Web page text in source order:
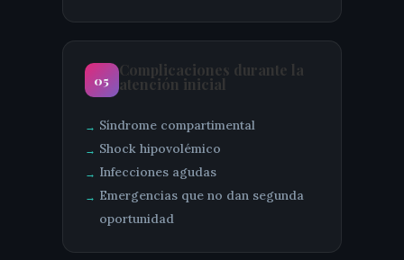
05
Complicaciones durante la
atención inicial
Síndrome compartimental
Shock hipovolémico
Infecciones agudas
Emergencias que no dan segunda
oportunidad